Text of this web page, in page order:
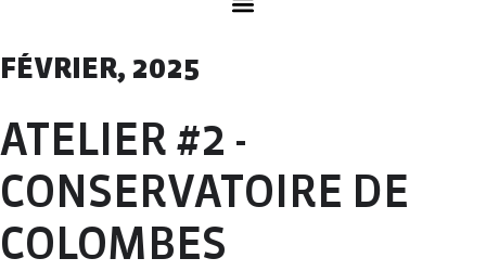
FÉVRIER, 2025
ATELIER #2 -
CONSERVATOIRE DE
COLOMBES